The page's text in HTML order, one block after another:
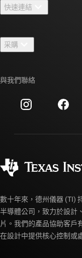
人才招募
新聞室
活動
投資人關系
快速連結
TI E2E™ 設計支援論
交互參考搜索
客戶支援中心
myTI 帳戶常見問題
采購
訂購 FAQ
與我們聯絡
數十年來，德州儀器 (TI)
半導體公司，致力於設計
片。我們的產品協助客戶
在設計中提供核心控制或